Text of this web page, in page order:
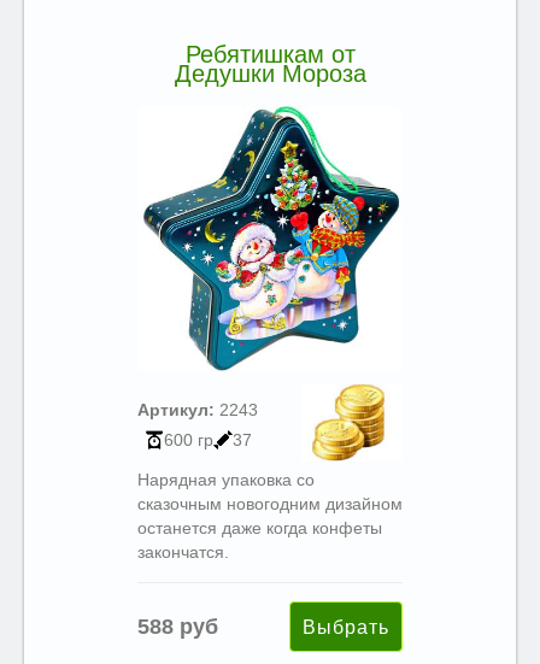
Ребятишкам от
Дедушки Мороза
Артикул: 2243
600 гр
37
Нарядная упаковка со
сказочным новогодним дизайном
останется даже когда конфеты
закончатся.
588 руб